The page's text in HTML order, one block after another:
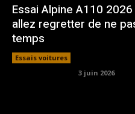
Essai Alpine A110
allez regretter de ne
temps
Essais voitures
3 juin 2026